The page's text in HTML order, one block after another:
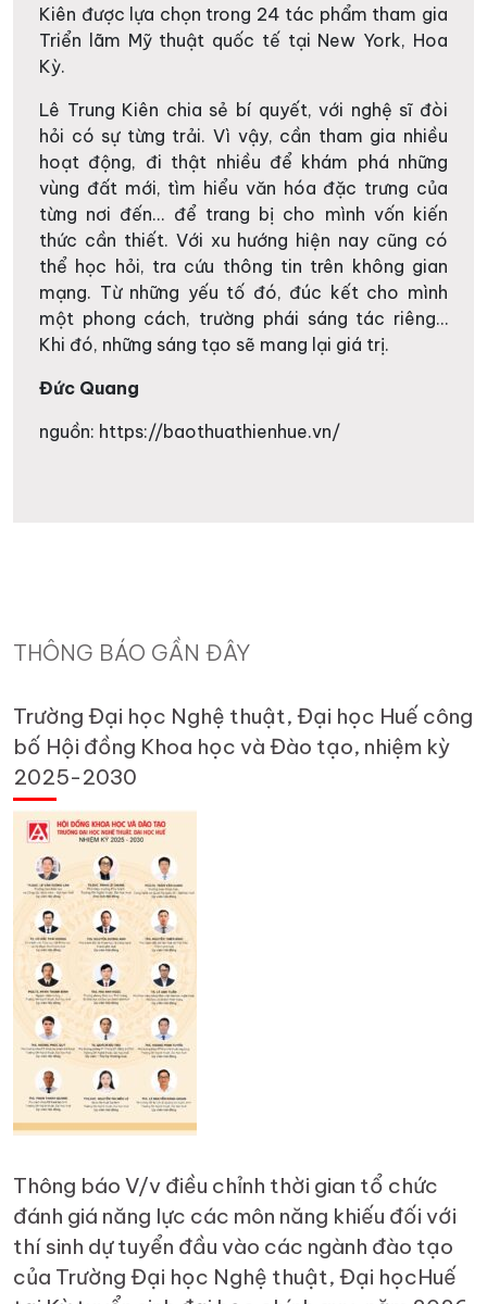
Kiên được lựa chọn trong 24 tác phẩm tham gia
Triển lãm Mỹ thuật quốc tế tại New York, Hoa
Kỳ.
Lê Trung Kiên chia sẻ bí quyết, với nghệ sĩ đòi
hỏi có sự từng trải. Vì vậy, cần tham gia nhiều
hoạt động, đi thật nhiều để khám phá những
vùng đất mới, tìm hiểu văn hóa đặc trưng của
từng nơi đến… để trang bị cho mình vốn kiến
thức cần thiết. Với xu hướng hiện nay cũng có
thể học hỏi, tra cứu thông tin trên không gian
mạng. Từ những yếu tố đó, đúc kết cho mình
một phong cách, trường phái sáng tác riêng…
Khi đó, những sáng tạo sẽ mang lại giá trị.
Đức Quang
nguồn: https://baothuathienhue.vn/
THÔNG BÁO GẦN ĐÂY
Trường Đại học Nghệ thuật, Đại học Huế công
bố Hội đồng Khoa học và Đào tạo, nhiệm kỳ
2025-2030
Thông báo V/v điều chỉnh thời gian tổ chức
đánh giá năng lực các môn năng khiếu đối với
thí sinh dự tuyển đầu vào các ngành đào tạo
của Trường Đại học Nghệ thuật, Đại họcHuế